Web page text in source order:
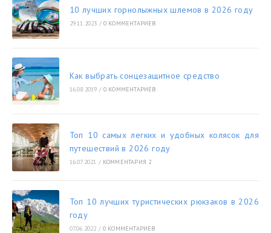
10 лучших горнолыжных шлемов в 2026 году
29.11.2023 / 0 КОММЕНТАРИЕВ
Как выбрать сонцезащитное средство
16.08.2019 / 0 КОММЕНТАРИЕВ
Топ 10 самых легких и удобных колясок для
путешествий в 2026 году
16.07.2021 / КОММЕНТАРИЯ 2
Топ 10 лучших туристических рюкзаков в 2026
году
07.06.2022 / 0 КОММЕНТАРИЕВ